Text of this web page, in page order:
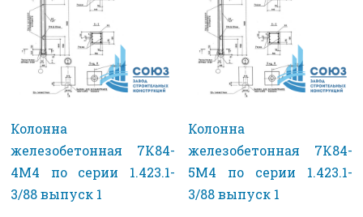
Колонна
железобетонная 7К84-
4М4 по серии 1.423.1-
3/88 выпуск 1
Колонна
железобетонная 7К84-
5М4 по серии 1.423.1-
3/88 выпуск 1